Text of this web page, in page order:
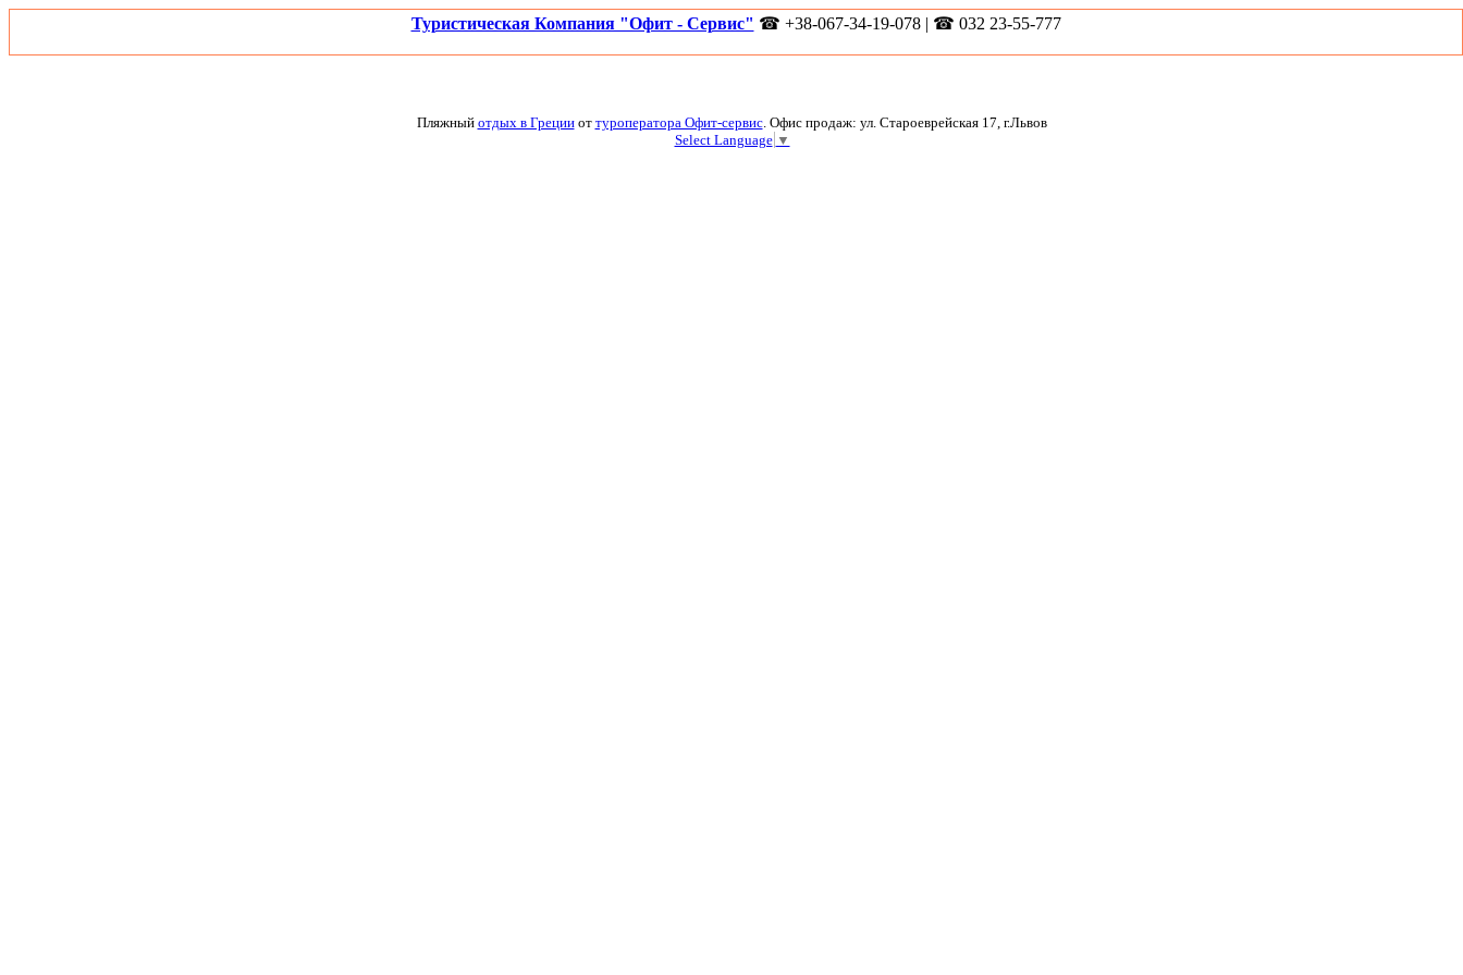
Туристическая Компания "Офит - Сервис" ☎ +38-067-34-19-078 | ☎ 032 23-55-777
Пляжный отдых в Грецииот туроператора Офит-сервис. Офис продаж: ул. Староеврейская 17, г.Львов
Select Language ▼